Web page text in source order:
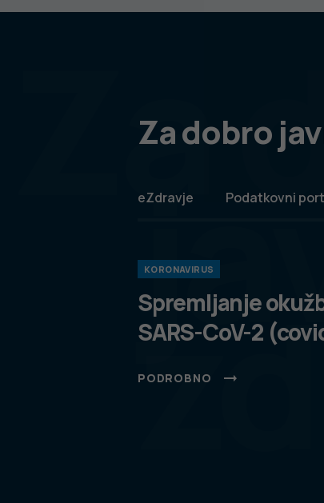
Za dobro
eZdravje Podatkovni
KORONAVIRUS
Spremljanje
SARS-CoV-2
PODROBNO